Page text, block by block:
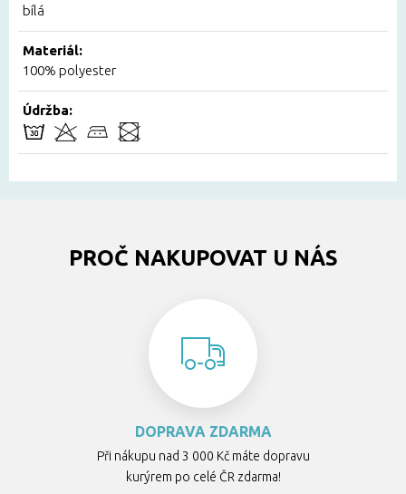
bílá
Materiál:
100% polyester
Údržba:
PROČ NAKUPOVAT U NÁS
DOPRAVA ZDARMA
Při nákupu nad 3 000 Kč máte dopravu
kurýrem po celé ČR zdarma!